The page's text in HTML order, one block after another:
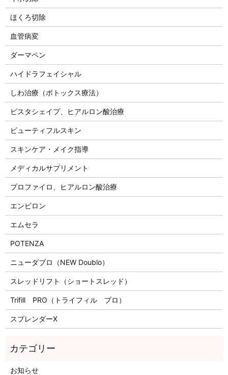
ほくろ切除
血管病変
ダーマペン
ハイドラフェイシャル
しわ治療（ボトックス療法）
ビスタシェイプ、ヒアルロン酸治療
ビューティフルスキン
スキンケア・メイク指導
メディカルサプリメント
プロファイロ、ヒアルロン酸治療
エンビロン
エムセラ
POTENZA
ニューダブロ（NEW Doublo）
スレッドリフト（ショートスレッド）
Trifill PRO（トライフィル プロ）
スプレンダーX
お知らせ